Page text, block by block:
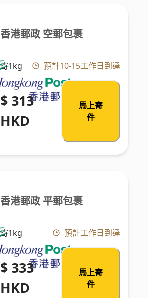
香港郵政 空郵包裹
寄1kg 預計10-15工作日到達
$ 313
HKD
馬上寄
件
香港郵政 平郵包裹
寄1kg 預計工作日到達
$ 333
HKD
馬上寄
件